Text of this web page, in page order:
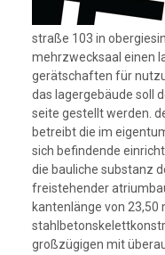
straße 103 in
mehrzwecksaal einen
gerätschaften für
das lagergebäude soll
seite gestellt werden.
betreibt die im
sich befindende
die bauliche substanz
freistehender
kantenlänge von
großzügigen mit